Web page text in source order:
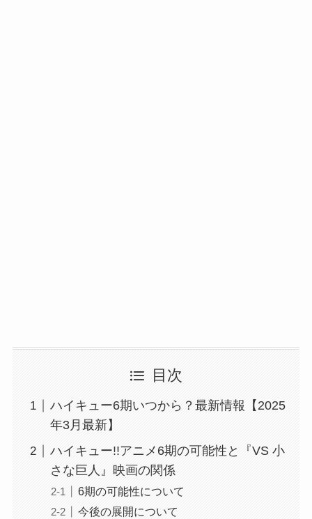
目次
ハイキュー6期いつから？最新情報【2025
年3月最新】
ハイキュー!!アニメ6期の可能性と『VS 小
さな巨人』映画の関係
6期の可能性について
今後の展開について